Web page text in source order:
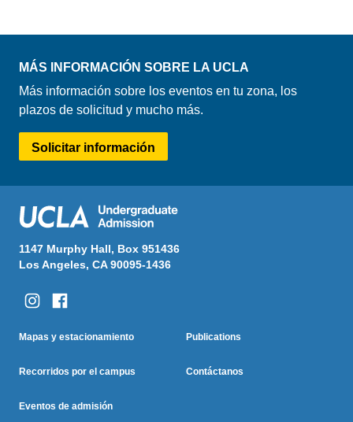
MÁS INFORMACIÓN SOBRE LA UCLA
Más información sobre los eventos en tu zona, los
plazos de solicitud y mucho más.
Solicitar información
1147 Murphy Hall, Box 951436
Los Angeles, CA 90095-1436
Footer
Columna Uno
Mapas y estacionamiento
Recorridos por el campus
Eventos de admisión
Columna Dos
Publications
Contáctanos